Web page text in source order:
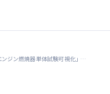
小型人工衛星打上げロケットZERO 「エンジン燃焼器単体試験可視化」 高感度/赤外線ハイスピードカメラで撮影協力